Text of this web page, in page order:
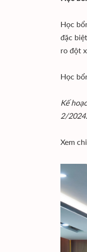
Học
đặc
ro đột
Học
Kế
2/2024.
Xem